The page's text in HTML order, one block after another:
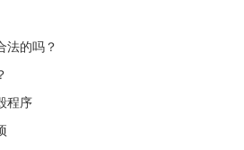
法的吗？
程序